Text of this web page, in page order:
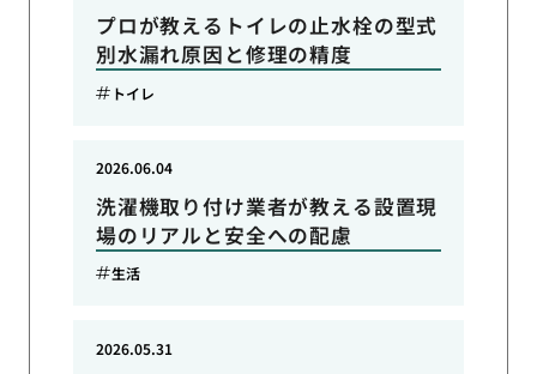
プロが教えるトイレの止水栓の型式
別水漏れ原因と修理の精度
トイレ
洗濯機取り付け業者が教える設置現
場のリアルと安全への配慮
2026.06.04
生活
2026.05.31